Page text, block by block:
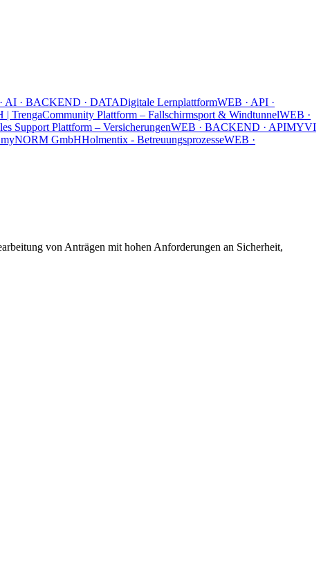
AI · BACKEND · DATADigitale LernplattformWEB · API ·
| TrengaCommunity Plattform – Fallschirmsport & WindtunnelWEB ·
Support Plattform – VersicherungenWEB · BACKEND · APIMYVI
myNORM GmbHHolmentix - BetreuungsprozesseWEB ·
von Anträgen mit hohen Anforderungen an Sicherheit,